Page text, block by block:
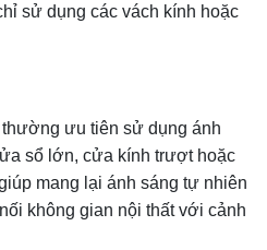
sử dụng các vách kính hoặc
ưu tiên sử dụng ánh
sổ lớn, cửa kính trượt hoặc
mang lại ánh sáng tự nhiên
không gian nội thất với cảnh